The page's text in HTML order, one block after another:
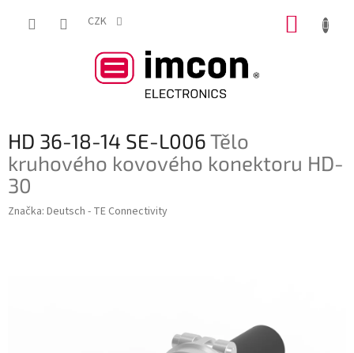
CZK
HD 36-18-14 SE-L006Tělo
kruhového kovového konektoru HD-
30
Značka: Deutsch - TE Connectivity